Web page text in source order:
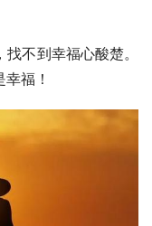
不到幸福心酸楚。
福！